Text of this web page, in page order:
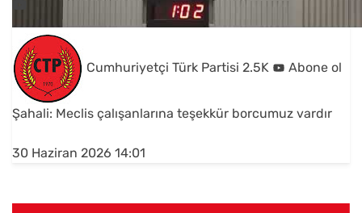
Cumhuriyetçi Türk Partisi 2.5K Abone ol
Şahali: Meclis çalışanlarına teşekkür borcumuz vardır
30 Haziran 2026 14:01